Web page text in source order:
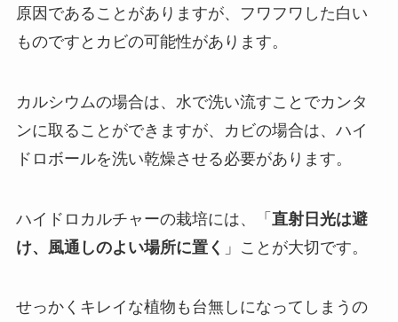
原因であることがありますが、フワフワした白い
ものですとカビの可能性があります。
カルシウムの場合は、水で洗い流すことでカンタ
ンに取ることができますが、カビの場合は、ハイ
ドロボールを洗い乾燥させる必要があります。
ハイドロカルチャーの栽培には、「 直射日光は避
け、風通しのよい場所に置く 」ことが大切です。
せっかくキレイな植物も台無しになってしまうの